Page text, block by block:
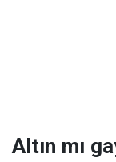
Altın mı